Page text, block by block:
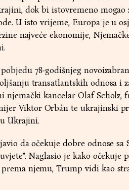
dok bi istovremeno mogao
U isto vrijeme, Europa je u
najveće ekonomije,
78-godišnjeg
transatlantskih odnosa i
kancelar Olaf Scholz,
Viktor Orbán te ukrajinski
Ukrajini.
da očekuje dobre odnose sa
Naglasio je kako očekuje
njemu, Trump vidi kao